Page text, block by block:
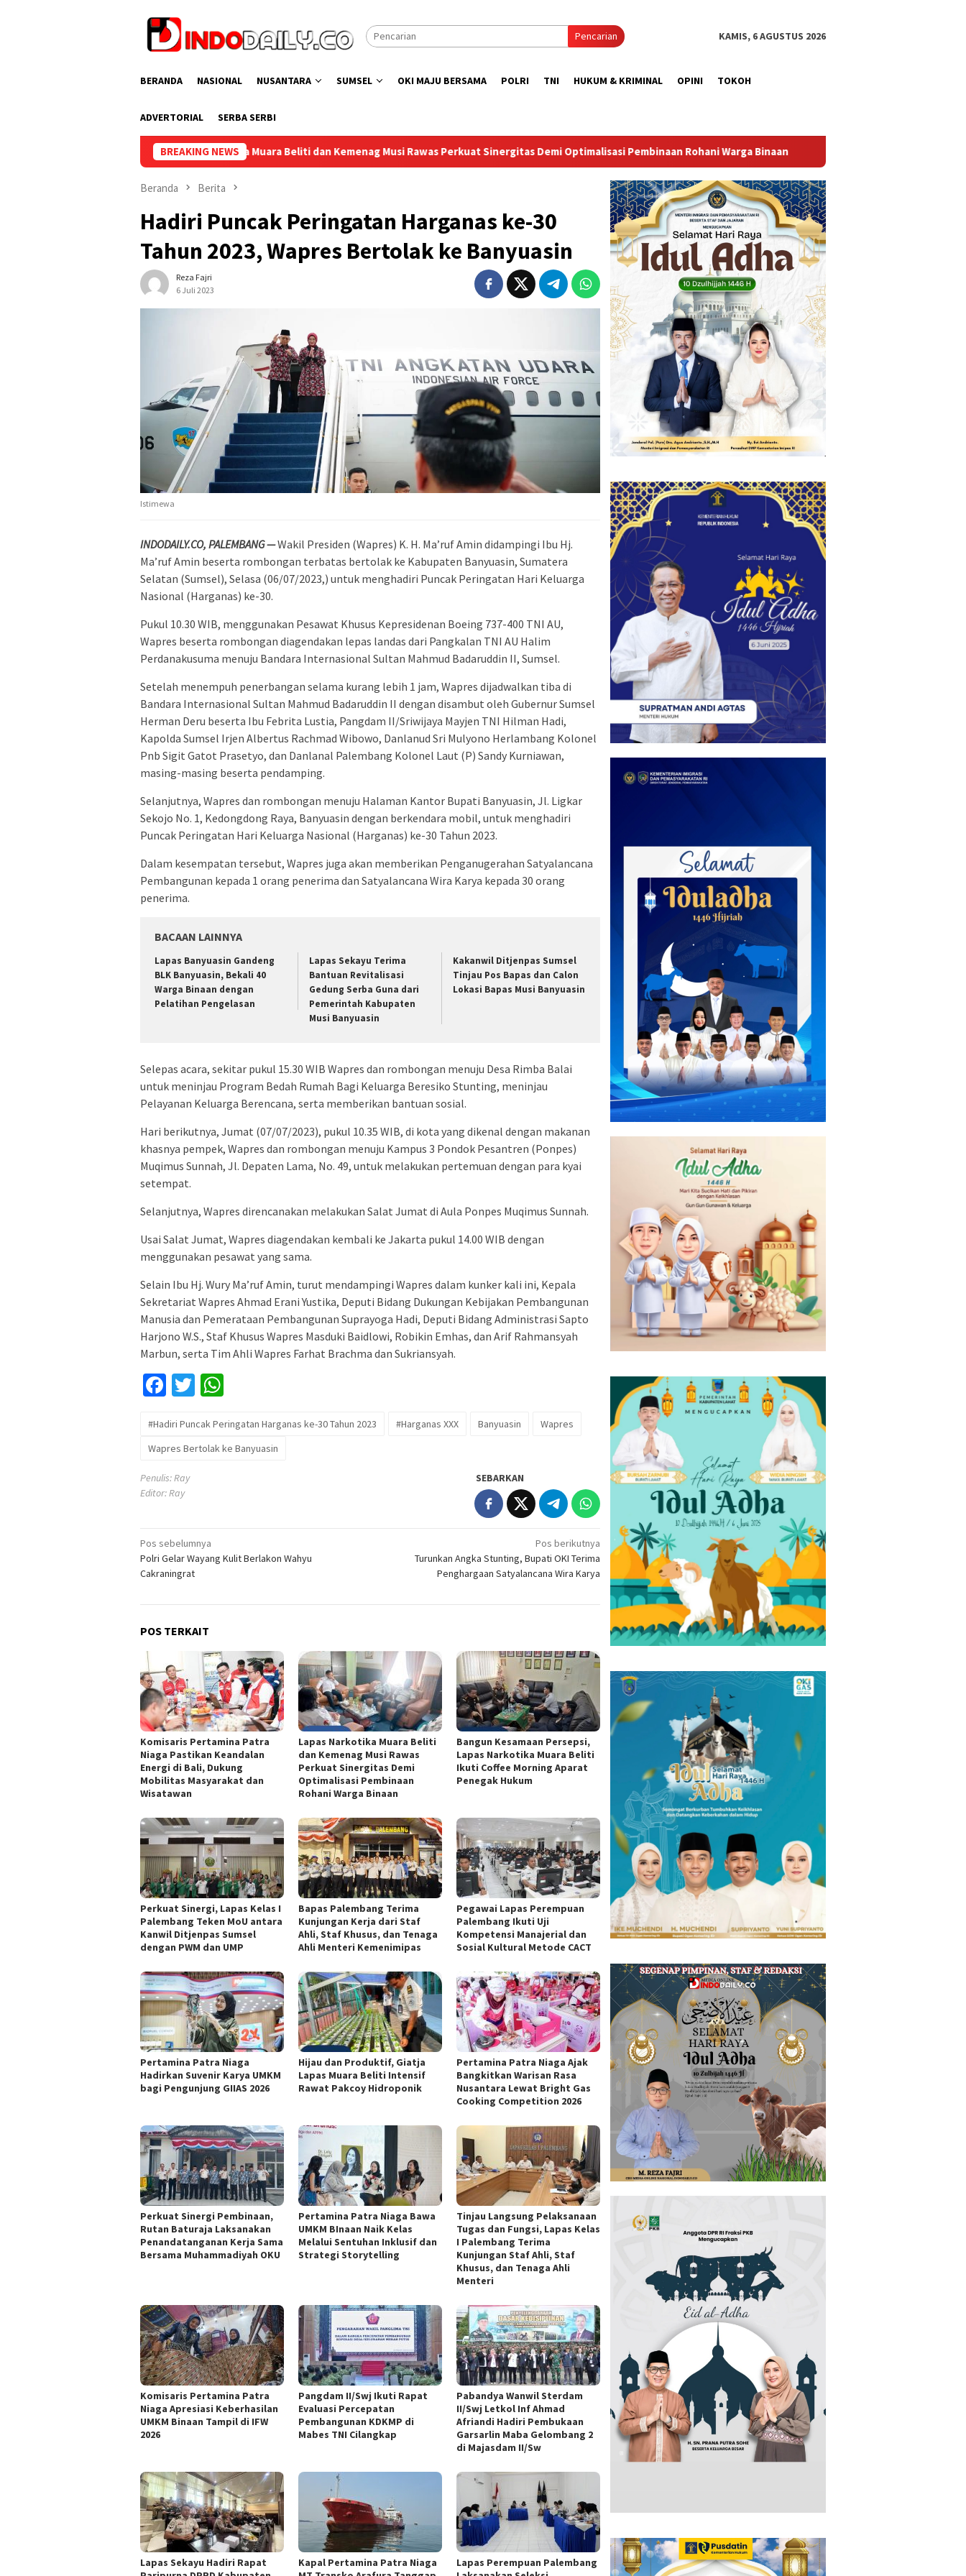
Pencarian KAMIS, 6 AGUSTUS 2026
BERANDA NASIONAL NUSANTARA SUMSEL OKI MAJU BERSAMA POLRI TNI HUKUM & KRIMINAL OPINI TOKOH
ADVERTORIAL SERBA SERBI
BREAKING NEWS
Lapas Narkotika Muara Beliti dan Kemenag Musi Rawas Perkuat Sinergitas Demi Optimalisasi Pembinaan Rohani Warga Binaan Bangun Kesamaan Persepsi, Lapas Narkotika Muara
Beranda Berita
Hadiri Puncak Peringatan Harganas ke-30
Tahun 2023, Wapres Bertolak ke Banyuasin
Reza Fajri
6 Juli 2023
Istimewa
INDODAILY.CO, PALEMBANG —Wakil Presiden (Wapres) K. H. Ma’ruf Amin didampingi Ibu Hj.
Ma’ruf Amin beserta rombongan terbatas bertolak ke Kabupaten Banyuasin, Sumatera
Selatan (Sumsel), Selasa (06/07/2023,) untuk menghadiri Puncak Peringatan Hari Keluarga
Nasional (Harganas) ke-30.
Pukul 10.30 WIB, menggunakan Pesawat Khusus Kepresidenan Boeing 737-400 TNI AU,
Wapres beserta rombongan diagendakan lepas landas dari Pangkalan TNI AU Halim
Perdanakusuma menuju Bandara Internasional Sultan Mahmud Badaruddin II, Sumsel.
Setelah menempuh penerbangan selama kurang lebih 1 jam, Wapres dijadwalkan tiba di
Bandara Internasional Sultan Mahmud Badaruddin II dengan disambut oleh Gubernur Sumsel
Herman Deru beserta Ibu Febrita Lustia, Pangdam II/Sriwijaya Mayjen TNI Hilman Hadi,
Kapolda Sumsel Irjen Albertus Rachmad Wibowo, Danlanud Sri Mulyono Herlambang Kolonel
Pnb Sigit Gatot Prasetyo, dan Danlanal Palembang Kolonel Laut (P) Sandy Kurniawan,
masing-masing beserta pendamping.
Selanjutnya, Wapres dan rombongan menuju Halaman Kantor Bupati Banyuasin, Jl. Ligkar
Sekojo No. 1, Kedongdong Raya, Banyuasin dengan berkendara mobil, untuk menghadiri
Puncak Peringatan Hari Keluarga Nasional (Harganas) ke-30 Tahun 2023.
Dalam kesempatan tersebut, Wapres juga akan memberikan Penganugerahan Satyalancana
Pembangunan kepada 1 orang penerima dan Satyalancana Wira Karya kepada 30 orang
penerima.
BACAAN LAINNYA
Lapas Banyuasin Gandeng
BLK Banyuasin, Bekali 40
Warga Binaan dengan
Pelatihan Pengelasan
Lapas Sekayu Terima
Bantuan Revitalisasi
Gedung Serba Guna dari
Pemerintah Kabupaten
Musi Banyuasin
Kakanwil Ditjenpas Sumsel
Tinjau Pos Bapas dan Calon
Lokasi Bapas Musi Banyuasin
Selepas acara, sekitar pukul 15.30 WIB Wapres dan rombongan menuju Desa Rimba Balai
untuk meninjau Program Bedah Rumah Bagi Keluarga Beresiko Stunting, meninjau
Pelayanan Keluarga Berencana, serta memberikan bantuan sosial.
Hari berikutnya, Jumat (07/07/2023), pukul 10.35 WIB, di kota yang dikenal dengan makanan
khasnya pempek, Wapres dan rombongan menuju Kampus 3 Pondok Pesantren (Ponpes)
Muqimus Sunnah, Jl. Depaten Lama, No. 49, untuk melakukan pertemuan dengan para kyai
setempat.
Selanjutnya, Wapres direncanakan melakukan Salat Jumat di Aula Ponpes Muqimus Sunnah.
Usai Salat Jumat, Wapres diagendakan kembali ke Jakarta pukul 14.00 WIB dengan
menggunakan pesawat yang sama.
Selain Ibu Hj. Wury Ma’ruf Amin, turut mendampingi Wapres dalam kunker kali ini, Kepala
Sekretariat Wapres Ahmad Erani Yustika, Deputi Bidang Dukungan Kebijakan Pembangunan
Manusia dan Pemerataan Pembangunan Suprayoga Hadi, Deputi Bidang Administrasi Sapto
Harjono W.S., Staf Khusus Wapres Masduki Baidlowi, Robikin Emhas, dan Arif Rahmansyah
Marbun, serta Tim Ahli Wapres Farhat Brachma dan Sukriansyah.
Facebook
Twitter
#Hadiri Puncak Peringatan Harganas ke-30 Tahun 2023 #Harganas XXX Banyuasin
Wapres
Wapres Bertolak ke Banyuasin
Penulis: Ray
Editor: Ray
SEBARKAN
Navigasi
pos
Pos sebelumnya
Polri Gelar Wayang Kulit Berlakon Wahyu
Cakraningrat
Pos berikutnya
Turunkan Angka Stunting, Bupati OKI Terima
Penghargaan Satyalancana Wira Karya
POS TERKAIT
Komisaris Pertamina Patra
Niaga Pastikan Keandalan
Energi di Bali, Dukung
Mobilitas Masyarakat dan
Wisatawan
Lapas Narkotika Muara Beliti
dan Kemenag Musi Rawas
Perkuat Sinergitas Demi
Optimalisasi Pembinaan
Rohani Warga Binaan
Bangun Kesamaan Persepsi,
Lapas Narkotika Muara Beliti
Ikuti Coffee Morning Aparat
Penegak Hukum
Perkuat Sinergi, Lapas Kelas I
Palembang Teken MoU antara
Kanwil Ditjenpas Sumsel
dengan PWM dan UMP
Bapas Palembang Terima
Kunjungan Kerja dari Staf
Ahli, Staf Khusus, dan Tenaga
Ahli Menteri Kemenimipas
Pegawai Lapas Perempuan
Palembang Ikuti Uji
Kompetensi Manajerial dan
Sosial Kultural Metode CACT
Pertamina Patra Niaga
Hadirkan Suvenir Karya UMKM
bagi Pengunjung GIIAS 2026
Hijau dan Produktif, Giatja
Lapas Muara Beliti Intensif
Rawat Pakcoy Hidroponik
Pertamina Patra Niaga Ajak
Bangkitkan Warisan Rasa
Nusantara Lewat Bright Gas
Cooking Competition 2026
Perkuat Sinergi Pembinaan,
Rutan Baturaja Laksanakan
Penandatanganan Kerja Sama
Bersama Muhammadiyah OKU
Pertamina Patra Niaga Bawa
UMKM BInaan Naik Kelas
Melalui Sentuhan Inklusif dan
Strategi Storytelling
Tinjau Langsung Pelaksanaan
Tugas dan Fungsi, Lapas Kelas
I Palembang Terima
Kunjungan Staf Ahli, Staf
Khusus, dan Tenaga Ahli
Menteri
Komisaris Pertamina Patra
Niaga Apresiasi Keberhasilan
UMKM Binaan Tampil di IFW
2026
Pangdam II/Swj Ikuti Rapat
Evaluasi Percepatan
Pembangunan KDKMP di
Mabes TNI Cilangkap
Pabandya Wanwil Sterdam
II/Swj Letkol Inf Ahmad
Afriandi Hadiri Pembukaan
Garsarlin Maba Gelombang 2
di Majasdam II/Sw
Lapas Sekayu Hadiri Rapat
Kapal Pertamina Patra Niaga
Lapas Perempuan Palembang